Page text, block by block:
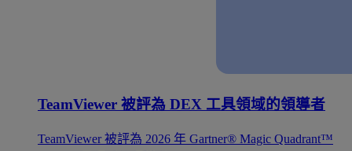
TeamViewer 被評為 DEX 工具領域的領導者
TeamViewer 被評為 2026 年 Gartner® Magic Quadrant™